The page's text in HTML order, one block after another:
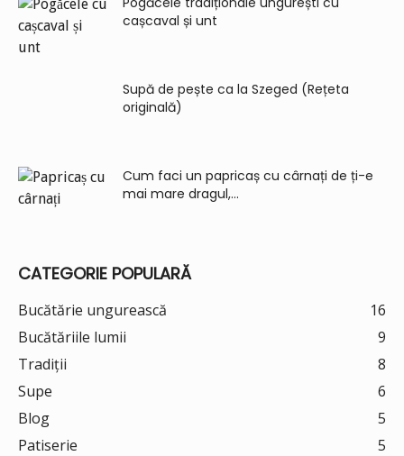
cașcaval și unt
Supă de pește ca la Szeged (Rețeta
originală)
Cum faci un papricaș cu cârnați de ți-e
mai mare dragul,...
CATEGORIE POPULARĂ
Bucătărie ungurească
16
Bucătăriile lumii
9
Tradiții
8
Supe
6
Blog
5
Patiserie
5